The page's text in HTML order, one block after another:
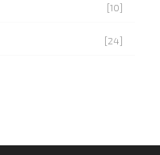
[10]
[24]